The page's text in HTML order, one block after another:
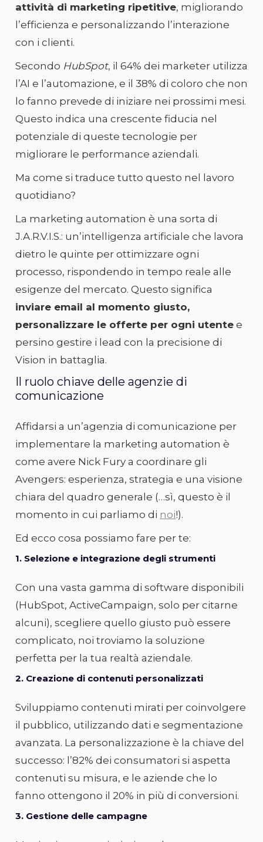
attività di marketing ripetitive, migliorando
l’efficienza e personalizzando l’interazione
con i clienti.
Secondo HubSpot, il 64% dei marketer utilizza
l’AI e l’automazione, e il 38% di coloro che non
lo fanno prevede di iniziare nei prossimi mesi.
Questo indica una crescente fiducia nel
potenziale di queste tecnologie per
migliorare le performance aziendali.
Ma come si traduce tutto questo nel lavoro
quotidiano?
La marketing automation è una sorta di
J.A.R.V.I.S.: un’intelligenza artificiale che lavora
dietro le quinte per ottimizzare ogni
processo, rispondendo in tempo reale alle
esigenze del mercato. Questo significa
inviare email al momento giusto,
personalizzare le offerte per ogni utente e
persino gestire i lead con la precisione di
Vision in battaglia.
Il ruolo chiave delle agenzie di
comunicazione
Affidarsi a un’agenzia di comunicazione per
implementare la marketing automation è
come avere Nick Fury a coordinare gli
Avengers: esperienza, strategia e una visione
chiara del quadro generale (…sì, questo è il
momento in cui parliamo di noi!).
Ed ecco cosa possiamo fare per te:
1. Selezione e integrazione degli strumenti
Con una vasta gamma di software disponibili
(HubSpot, ActiveCampaign, solo per citarne
alcuni), scegliere quello giusto può essere
complicato, noi troviamo la soluzione
perfetta per la tua realtà aziendale.
2. Creazione di contenuti personalizzati
Sviluppiamo contenuti mirati per coinvolgere
il pubblico, utilizzando dati e segmentazione
avanzata. La personalizzazione è la chiave del
successo: l’82% dei consumatori si aspetta
contenuti su misura, e le aziende che lo
fanno ottengono il 20% in più di conversioni.
3. Gestione delle campagne